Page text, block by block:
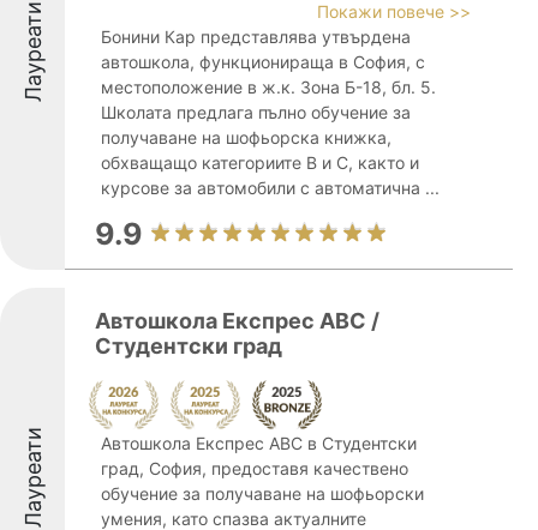
Лауреати
Покажи повече >>
Бонини Кар представлява утвърдена
автошкола, функционираща в София, с
местоположение в ж.к. Зона Б-18, бл. 5.
Школата предлага пълно обучение за
получаване на шофьорска книжка,
обхващащо категориите В и С, както и
курсове за автомобили с автоматична ...
9.9
Лауреати
Автошкола Експрес АВС /
Студентски град
Автошкола Експрес АВС в Студентски
град, София, предоставя качествено
обучение за получаване на шофьорски
умения, като спазва актуалните